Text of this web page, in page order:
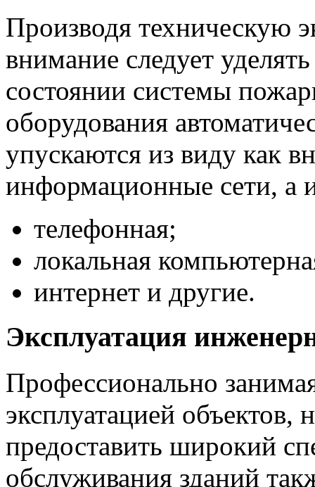
Производя техническую
внимание следует
состоянии системы
оборудования
упускаются из виду как
информационные сети, а
телефонная;
локальная
интернет и другие.
Эксплуатация
Профессионально
эксплуатацией объектов,
предоставить широкий
обслуживания зданий